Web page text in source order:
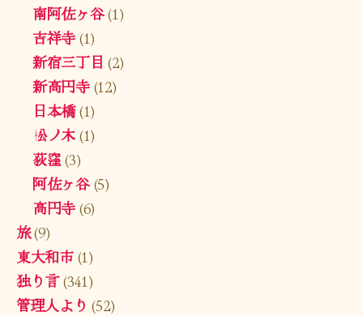
南阿佐ヶ谷(1)
吉祥寺(1)
新宿三丁目 (2)
新高円寺(12)
日本橋(1)
松ノ木(1)
荻窪(3)
阿佐ヶ谷(5)
高円寺(6)
旅(9)
東大和市(1)
独り言(341)
管理人より (52)